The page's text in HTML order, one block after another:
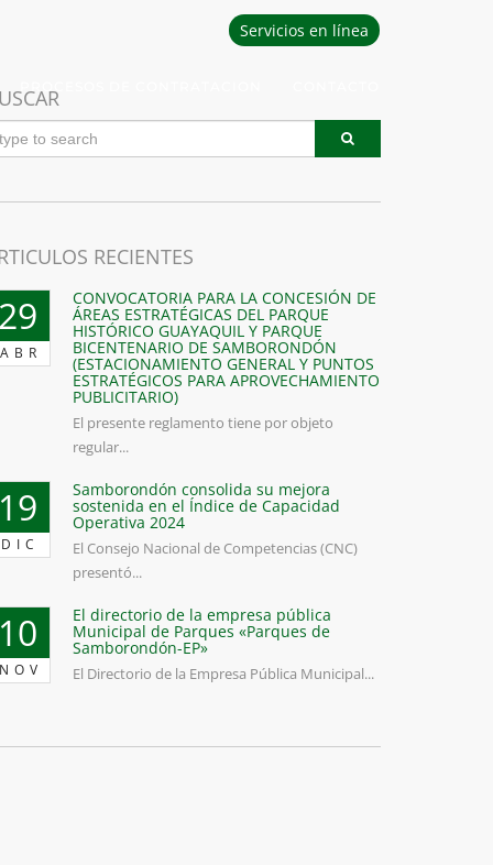
Servicios en línea
RECIENTES
29
ABR
CONVOCATORIA PARA LA CONCESIÓN DE
ÁREAS ESTRATÉGICAS DEL PARQUE
HISTÓRICO GUAYAQUIL Y PARQUE
BICENTENARIO DE SAMBORONDÓN
(ESTACIONAMIENTO GENERAL Y PUNTOS
ESTRATÉGICOS PARA APROVECHAMIENTO
PUBLICITARIO)
El presente reglamento tiene por objeto
regular...
19
DIC
Samborondón consolida su mejora
sostenida en el Índice de Capacidad
Operativa 2024
El Consejo Nacional de Competencias (CNC)
presentó...
10
NOV
El directorio de la empresa pública
Municipal de Parques «Parques de
Samborondón-EP»
El Directorio de la Empresa Pública Municipal...